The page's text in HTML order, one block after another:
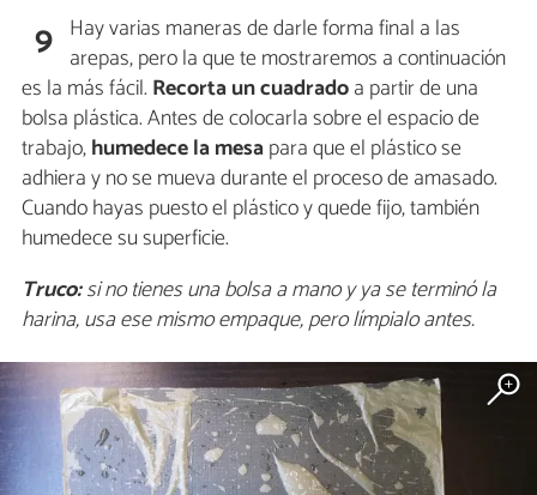
9 Hay varias maneras de darle forma final a las
arepas, pero la que te mostraremos a continuación
es la más fácil. Recorta un cuadradoa partir de una
bolsa plástica. Antes de colocarla sobre el espacio de
trabajo,humedece la mesapara que el plástico se
adhiera y no se mueva durante el proceso de amasado.
Cuando hayas puesto el plástico y quede fijo, también
humedece su superficie.
Truco:si no tienes una bolsa a mano y ya se terminó la
harina, usa ese mismo empaque, pero límpialo antes.